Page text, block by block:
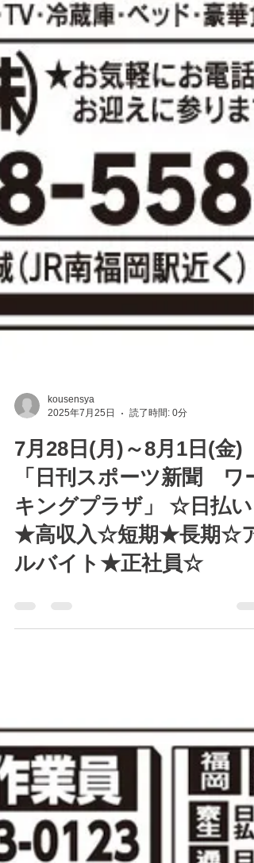
2025年7月25日
読了時間: 0分
7月28日(月)～8月1日(金)
「日刊スポーツ新聞 ワー
キングプラザ」 ☆日払い
★高収入☆短期★長期☆ア